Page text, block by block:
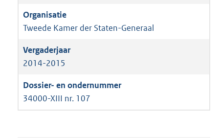
Tweede Kamer der Staten-Generaal
2014-2015
34000-XIII nr. 107